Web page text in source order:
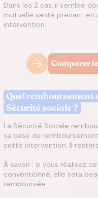
Dans les 2 cas, il semble
mutuelle santé prenant en
intervention.
Comparer
Quel
Sécurité sociale ?
La Sécurité Sociale
sa base de
cette intervention. Il
À savoir : si vous réalisez
conventionné, elle sera
remboursée.